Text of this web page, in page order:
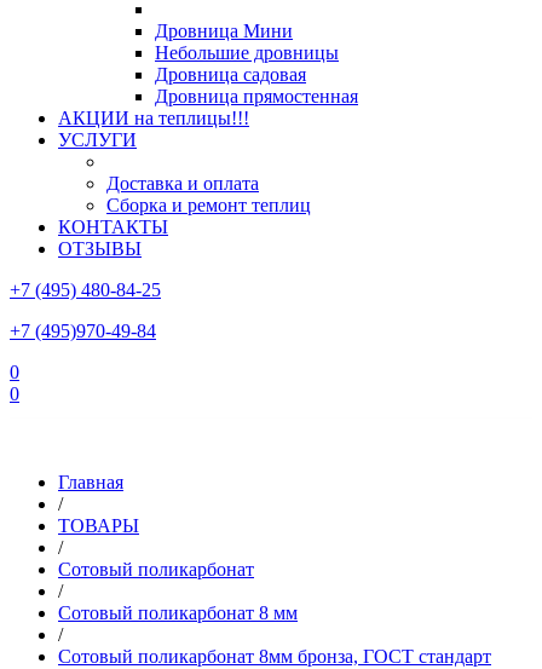
Дровница Мини
Небольшие дровницы
Дровница садовая
Дровница прямостенная
АКЦИИ на теплицы!!!
УСЛУГИ
Доставка и оплата
Сборка и ремонт теплиц
КОНТАКТЫ
ОТЗЫВЫ
+7 (495) 480-84-25
+7 (495)970-49-84
0
0
Главная
/
ТОВАРЫ
/
Сотовый поликарбонат
/
Сотовый поликарбонат 8 мм
/
Сотовый поликарбонат 8мм бронза, ГОСТ стандарт